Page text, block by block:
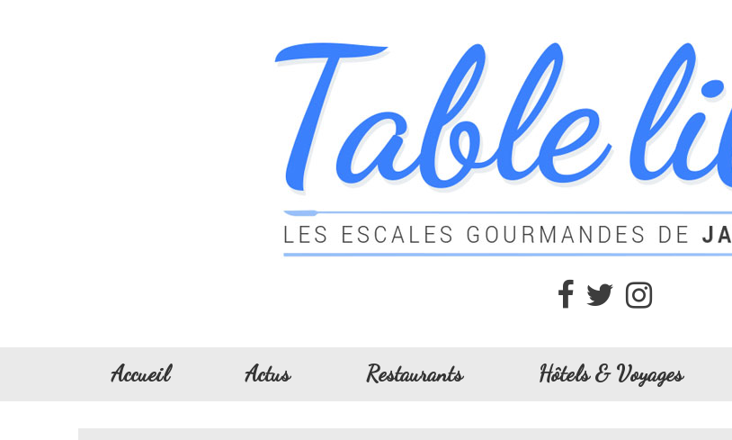
Accueil Actus Restaurants Hôtels & Voyages